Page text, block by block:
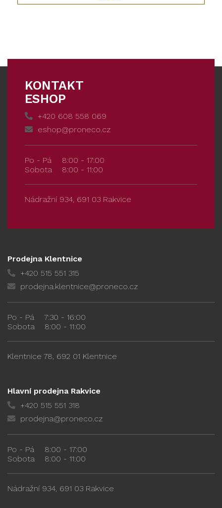
KONTAKT
ESHOP
+420 608 558 069
eshop@proneco.cz
Po - Pá
8:00 - 17:00
Sobota
8:00 - 11:00
Nádražní 934, 691 03 Rakvice
Prodejna Klentnice
+420 515 551 315
prodejna.klentnice@proneco.cz
Po - Pá
7:30 - 16:00
Sobota
8:00 - 11:00
Klentnice 78, 692 01 Klentnice
Hlavní prodejna Rakvice
+420 515 551 318
prodejna@proneco.cz
Po - Pá
8:00 - 17:00
Sobota
8:00 - 11:00
Nádražní 934, 691 03 Rakvice